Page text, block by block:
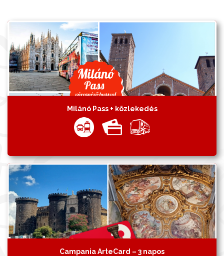
Milánó Pass + közlekedés
Campania ArteCard – 3 napos